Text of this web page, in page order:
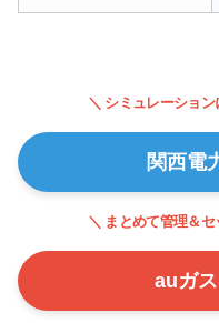
＼ シミュレーショ
関西電
＼ まとめて管理＆
auガ